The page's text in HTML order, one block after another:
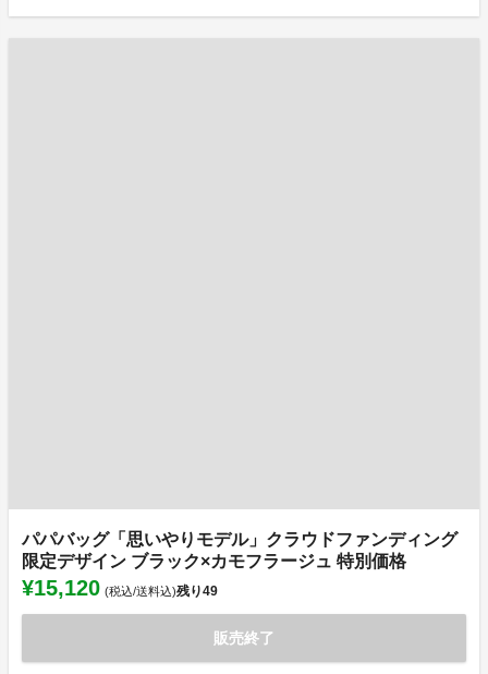
パパバッグ「思いやりモデル」クラウドファンディング
限定デザイン ブラック×カモフラージュ 特別価格
¥15,120 (税込/送料込)残り49
販売終了